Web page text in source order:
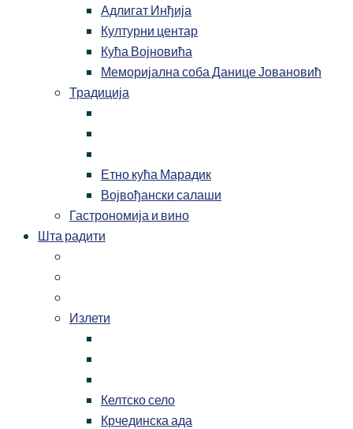
Адлигат Инђија
Културни центар
Кућа Војновића
Меморијална соба Данице Јовановић
Традиција
Етно кућа Марадик
Војвођански салаши
Гастрономија и вино
Шта радити
Излети
Келтско село
Крчединска ада